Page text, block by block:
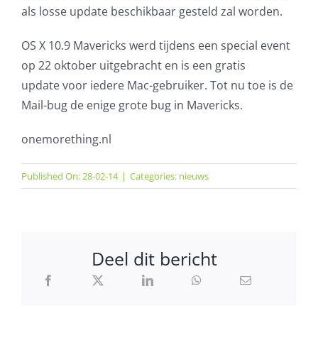
als losse update beschikbaar gesteld zal worden.
OS X 10.9 Mavericks werd tijdens een special event
op 22 oktober uitgebracht en is een gratis
update voor iedere Mac-gebruiker. Tot nu toe is de
Mail-bug de enige grote bug in Mavericks.
onemorething.nl
Published On: 28-02-14 | Categories: nieuws
Deel dit bericht